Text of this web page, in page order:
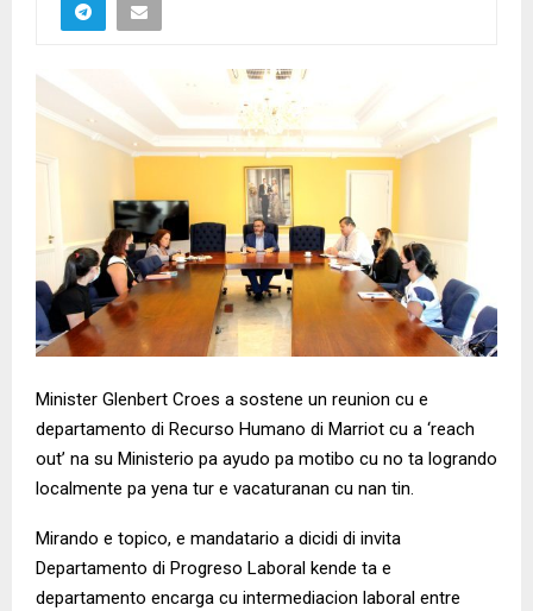
Minister Glenbert Croes a sostene un reunion cu e
departamento di Recurso Humano di Marriot cu a ‘reach
out’ na su Ministerio pa ayudo pa motibo cu no ta logrando
localmente pa yena tur e vacaturanan cu nan tin.
Mirando e topico, e mandatario a dicidi di invita
Departamento di Progreso Laboral kende ta e
departamento encarga cu intermediacion laboral entre